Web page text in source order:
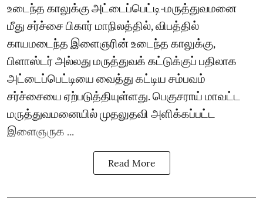
உடைந்த காலுக்கு அட்டைப்பெட்டி-மருத்துவமனை
மீது சர்ச்சை பிகார் மாநிலத்தில், விபத்தில்
காயமடைந்த இளைஞரின் உடைந்த காலுக்கு,
பிளாஸ்டர் அல்லது மருத்துவக் கட்டுக்குப் பதிலாக
அட்டைப்பெட்டியை வைத்து கட்டிய சம்பவம்
சர்ச்சையை ஏற்படுத்தியுள்ளது. பெகுசராய் மாவட்ட
மருத்துவமனையில் முதலுதவி அளிக்கப்பட்ட
இளைஞருக ...
Read More